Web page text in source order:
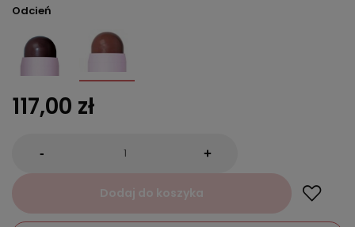
Odcień
117,00 zł
- +
Dodaj do koszyka